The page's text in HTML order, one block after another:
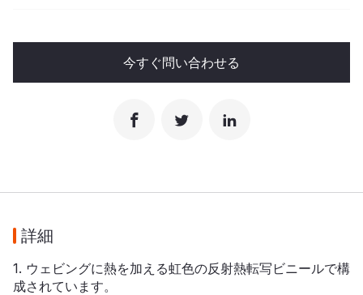
今すぐ問い合わせる
詳細
1. ウェビングに熱を加える虹色の反射熱転写ビニールで構
成されています。